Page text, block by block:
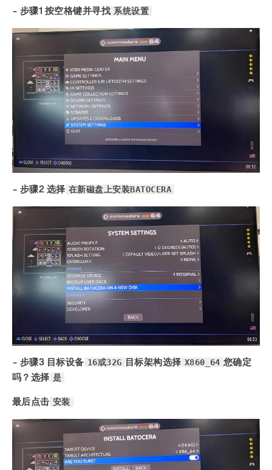
- 步骤1 按空格键并寻找 系统设置
- 步骤2 选择 在新磁盘上安装BATOCERA
- 步骤3 目标设备 16或32G 目标架构选择 X860_64 您确定
吗？选择 是
最后点击 安装